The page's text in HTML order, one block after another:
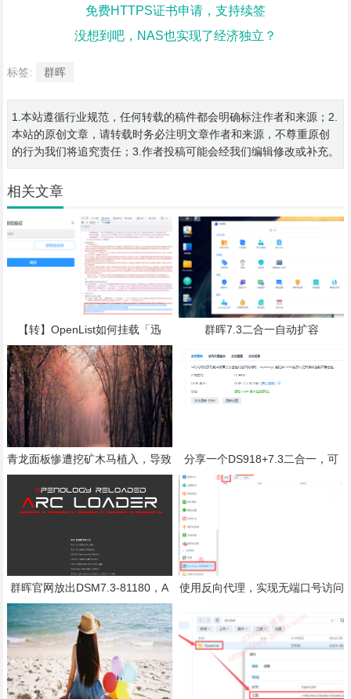
免费HTTPS证书申请，支持续签
没想到吧，NAS也实现了经济独立？
标签: 群晖
1.本站遵循行业规范，任何转载的稿件都会明确标注作者和来源；2.
本站的原创文章，请转载时务必注明文章作者和来源，不尊重原创
的行为我们将追究责任；3.作者投稿可能会经我们编辑修改或补充。
相关文章
【转】OpenList如何挂载「迅
雷」
群晖7.3二合一自动扩容
青龙面板惨遭挖矿木马植入，导致
CPU占用达800%！
分享一个DS918+7.3二合一，可
自动扩容
群晖官网放出DSM7.3-81180，A
RC已可以引导
使用反向代理，实现无端口号访问